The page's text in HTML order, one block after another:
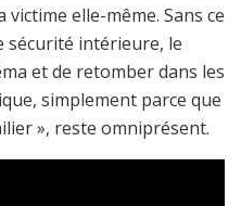
victime elle-même. Sans ce
sécurité intérieure, le
et de retomber dans les
simplement parce que
», reste omniprésent.